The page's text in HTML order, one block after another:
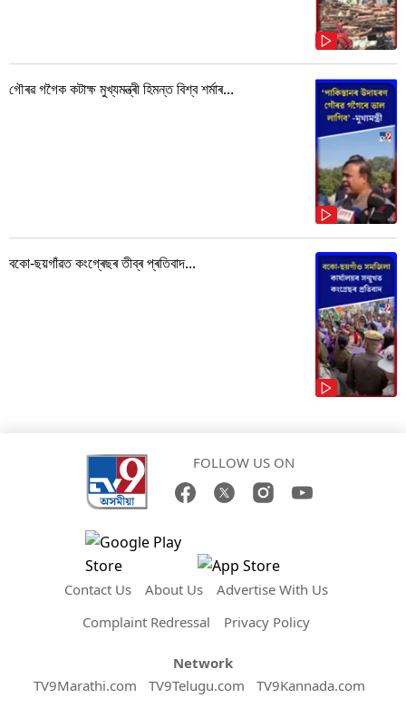
গৌৰৱ গগৈক কটাক্ষ মুখ্যমন্ত্ৰী হিমন্ত বিশ্ব শৰ্মাৰ...
বকো-ছয়গাঁৱত কংগ্ৰেছৰ তীব্ৰ প্ৰতিবাদ...
FOLLOW US ON
Contact Us About Us
Advertise With Us
Complaint Redressal
Privacy Policy
Network
TV9Marathi.com
TV9Telugu.com TV9Kannada.com